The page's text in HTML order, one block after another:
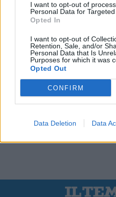
I want to opt-out of
Personal Data for Targeted
Opted In
I want to opt-out of
Retention, Sale, and/or
Personal Data that Is
Purposes for which it was
Opted Out
CONFIRM
Data Deletion Data